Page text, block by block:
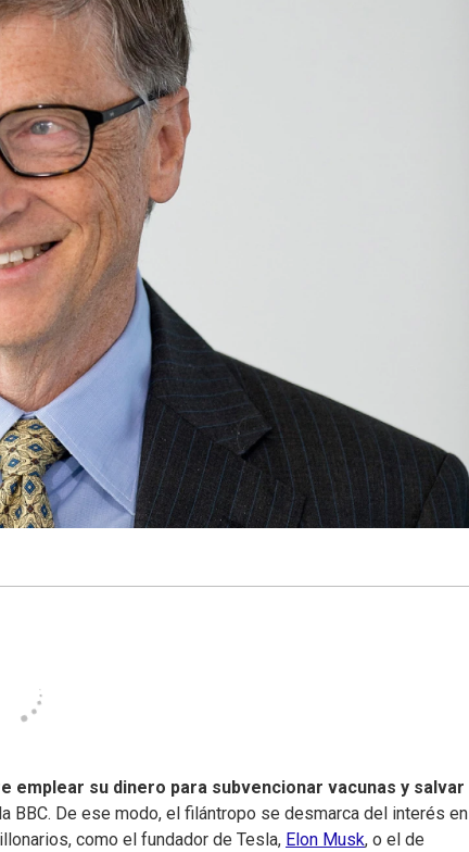
emplear su dinero para subvencionar vacunas y salvar
BBC. De ese modo, el filántropo se desmarca del interés en
como el fundador de Tesla, Elon Musk, o el de